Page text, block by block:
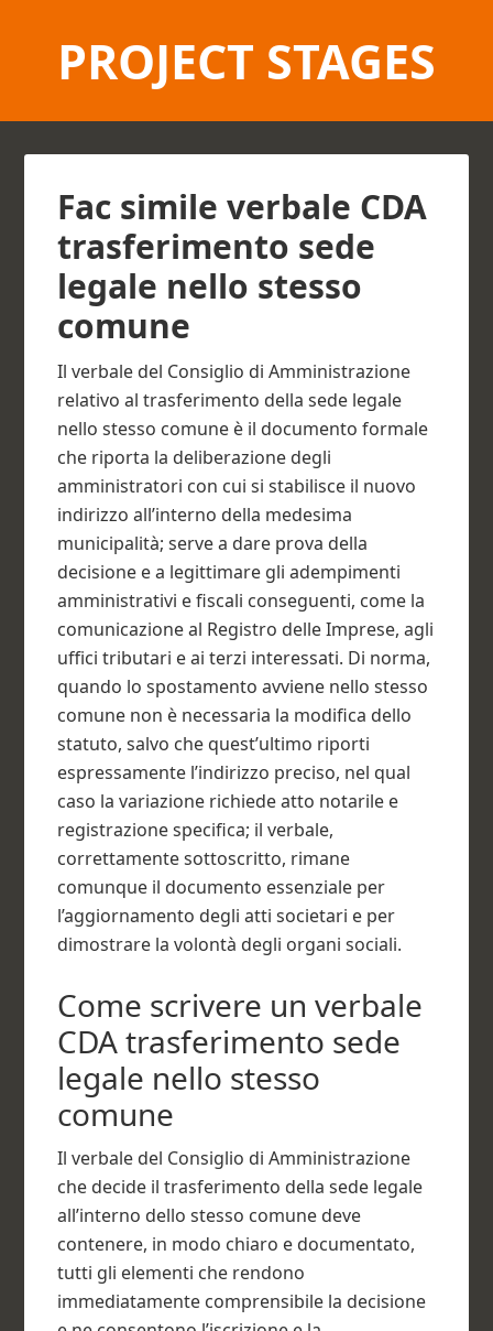
PROJECT STAGES
Fac simile verbale CDA
trasferimento sede
legale nello stesso
comune​
Il verbale del Consiglio di Amministrazione
relativo al trasferimento della sede legale
nello stesso comune è il documento formale
che riporta la deliberazione degli
amministratori con cui si stabilisce il nuovo
indirizzo all’interno della medesima
municipalità; serve a dare prova della
decisione e a legittimare gli adempimenti
amministrativi e fiscali conseguenti, come la
comunicazione al Registro delle Imprese, agli
uffici tributari e ai terzi interessati. Di norma,
quando lo spostamento avviene nello stesso
comune non è necessaria la modifica dello
statuto, salvo che quest’ultimo riporti
espressamente l’indirizzo preciso, nel qual
caso la variazione richiede atto notarile e
registrazione specifica; il verbale,
correttamente sottoscritto, rimane
comunque il documento essenziale per
l’aggiornamento degli atti societari e per
dimostrare la volontà degli organi sociali.
Come scrivere un verbale
CDA trasferimento sede
legale nello stesso
comune​
Il verbale del Consiglio di Amministrazione
che decide il trasferimento della sede legale
all’interno dello stesso comune deve
contenere, in modo chiaro e documentato,
tutti gli elementi che rendono
immediatamente comprensibile la decisione